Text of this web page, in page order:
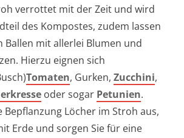
verrottet mit der Zeit und wird
des Kompostes, zudem lassen
Ballen mit allerlei Blumen und
Hierzu eignen sich
Tomaten, Gurken, Zucchini,
oder sogar Petunien.
Bepflanzung Löcher im Stroh aus,
Erde und sorgen Sie für eine